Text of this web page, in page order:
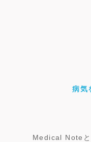
病気
Medical Noteと